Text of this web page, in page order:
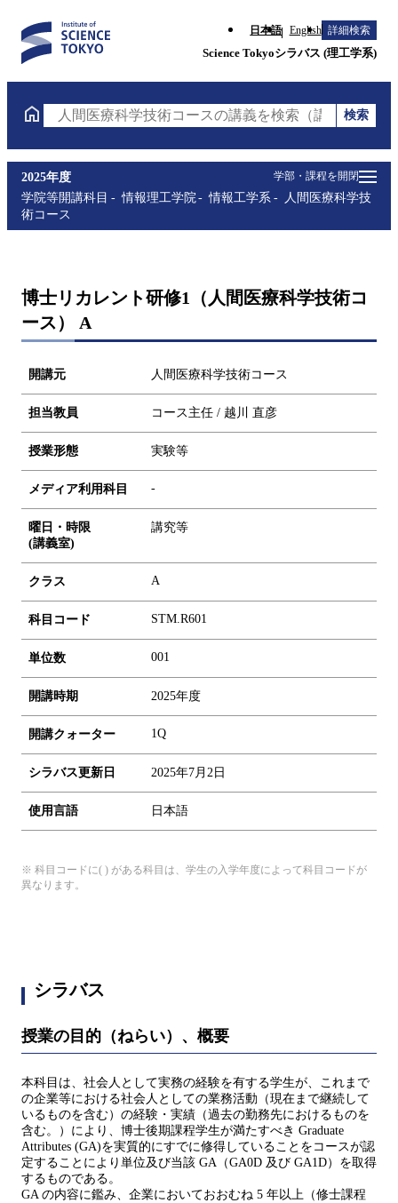
日本語 English 詳細検索
Science Tokyoシラバス (理工学系)
人間医療科学技術コースの講義を検索（講義名・科
検索
学部・課程を開閉
2025年度
学院等開講科目
情報理工学院 情報工学系
人間医療科学技
術コース
博士リカレント研修1（人間医療科学技術コ
ース） A
開講元 人間医療科学技術コース
担当教員 コース主任 / 越川 直彦
授業形態 実験等
メディア利用科目 -
曜日・時限
(講義室)
講究等
クラス A
科目コード STM.R601
単位数 001
開講時期 2025年度
開講クォーター 1Q
シラバス更新日 2025年7月2日
使用言語 日本語
※ 科目コードに( ) がある科目は、学生の入学年度によって科目コードが
異なります。
シラバス
授業の目的（ねらい）、概要
本科目は、社会人として実務の経験を有する学生が、これまで
の企業等における社会人としての業務活動（現在まで継続して
いるものを含む）の経験・実績（過去の勤務先におけるものを
含む。）により、博士後期課程学生が満たすべき Graduate
Attributes (GA)を実質的にすでに修得していることをコースが認
定することにより単位及び当該 GA（GA0D 及び GA1D）を取得
するものである。
GA の内容に鑑み、企業においておおむね 5 年以上（修士課程